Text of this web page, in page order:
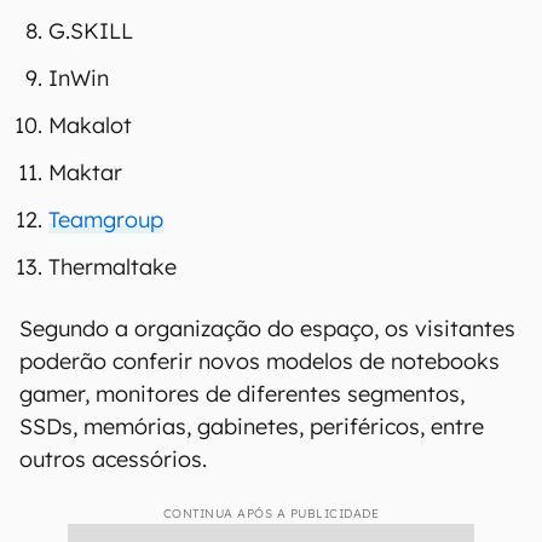
G.SKILL
InWin
Makalot
Maktar
Teamgroup
Thermaltake
Segundo a organização do espaço, os visitantes
poderão conferir novos modelos de notebooks
gamer, monitores de diferentes segmentos,
SSDs, memórias, gabinetes, periféricos, entre
outros acessórios.
CONTINUA APÓS A PUBLICIDADE